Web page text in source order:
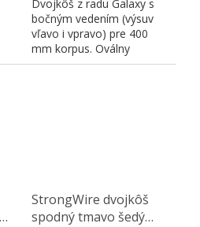
Dvojkôš z radu Galaxy s
bočným vedením (výsuv
vľavo i vpravo) pre 400
mm korpus. Oválny
pochrómovaný drôt s
StrongWire dvojkôš
spodný tmavo šedý